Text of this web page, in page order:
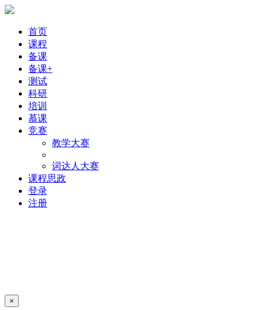
首页
课程
备课
备课+
测试
科研
培训
慕课
竞赛
教学大赛
词达人大赛
课程思政
登录
注册
×